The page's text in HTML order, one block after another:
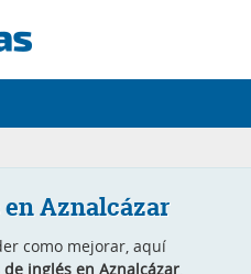
Aznalcázar
como mejorar, aquí
inglés en Aznalcázar.